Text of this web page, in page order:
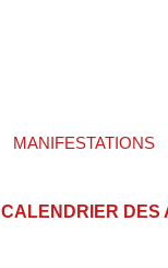
MANIFESTATIONS
CALENDRIER DES